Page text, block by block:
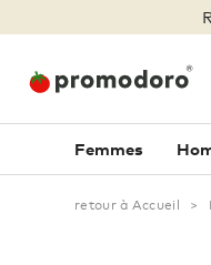
Femmes
retour à Accueil >